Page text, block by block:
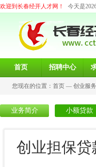
欢迎到长春经开人才网！ 今天是
首页 招聘中心
您现在的位置： 首页 — 创业服务
业务简介 小额贷款
创业担保